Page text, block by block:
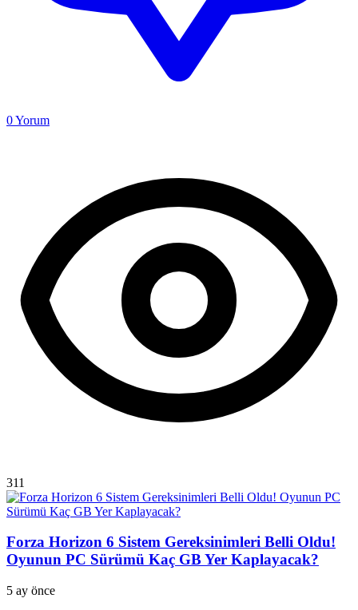
0Yorum
311
Forza Horizon 6 Sistem Gereksinimleri Belli Oldu!
Oyunun PC Sürümü Kaç GB Yer Kaplayacak?
5 ay önce